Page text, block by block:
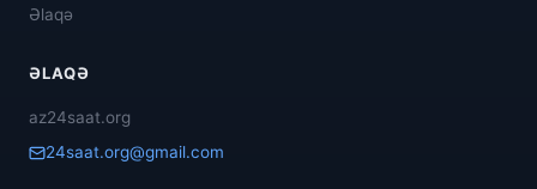
Əlaqə
ƏLAQƏ
az24saat.org
24saat.org@gmail.com